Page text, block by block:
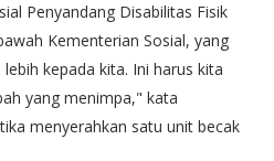
Penyandang Disabilitas Fisik
Kementerian Sosial, yang
kepada kita. Ini harus kita
yang menimpa," kata
menyerahkan satu unit becak